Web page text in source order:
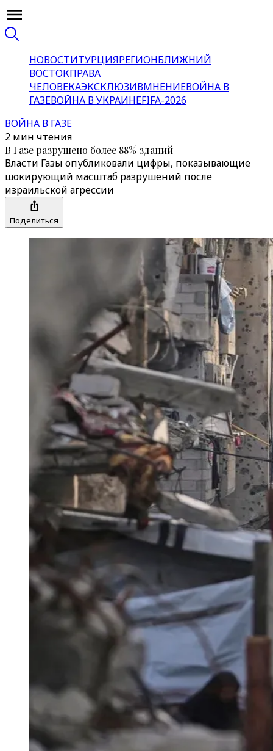
НОВОСТИТУРЦИЯРЕГИОНБЛИЖНИЙ
ВОСТОКПРАВА
ЧЕЛОВЕКАЭКСКЛЮЗИВМНЕНИЕВОЙНА В
ГАЗЕВОЙНА В УКРАИНЕFIFA-2026
ВОЙНА В ГАЗЕ
2 мин чтения
В Газе разрушено более 88% зданий
Власти Газы опубликовали цифры, показывающие
шокирующий масштаб разрушений после
израильской агрессии
Поделиться